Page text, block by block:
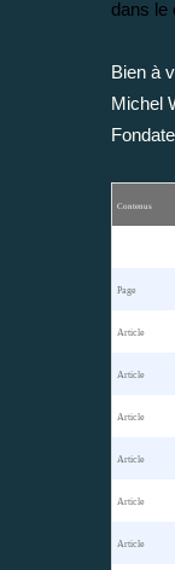
dans le
Bien à
Michel
Contenus
Page
Article
Article
Article
Article
Article
Article